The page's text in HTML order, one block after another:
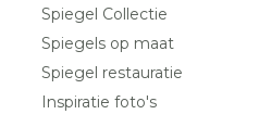
Spiegel Collectie
Spiegels op maat
Spiegel restauratie
Inspiratie foto's